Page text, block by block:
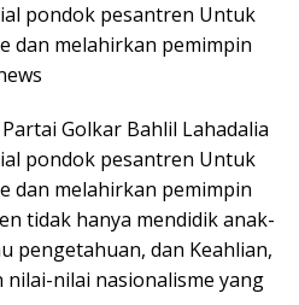
pondok pesantren Untuk
dan melahirkan pemimpin
Golkar Bahlil Lahadalia
pondok pesantren Untuk
dan melahirkan pemimpin
tidak hanya mendidik anak-
pengetahuan, dan Keahlian,
nilai nasionalisme yang